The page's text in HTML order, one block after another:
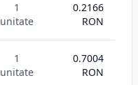
1
unitate
0.2166
RON
1
unitate
0.7004
RON